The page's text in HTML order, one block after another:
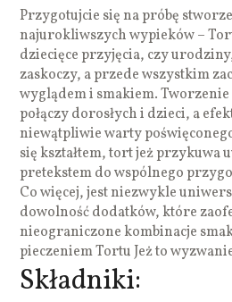
Przygotujcie się na próbę
najurokliwszych wypieków –
dziecięce przyjęcia, czy
zaskoczy, a przede wszystkim
wyglądem i smakiem.
połączy dorosłych i dzieci, a
niewątpliwie warty
się kształtem, tort jeż przykuwa
pretekstem do wspólnego
Co więcej, jest niezwykle
dowolność dodatków, które
nieograniczone kombinacje
pieczeniem Tortu Jeż to
Składniki: